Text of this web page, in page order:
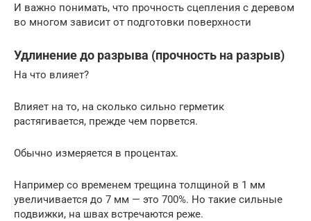
И важно понимать, что прочность сцепления с деревом
во многом зависит от подготовки поверхности
Удлинение до разрыва (прочность на разрыв)
На что влияет?
Влияет на то, на сколько сильно герметик
растягивается, прежде чем порвется.
Обычно измеряется в процентах.
Например со временем трещина толщиной в 1 мм
увеличивается до 7 мм — это 700%. Но такие сильные
подвижки, на швах встречаются реже.